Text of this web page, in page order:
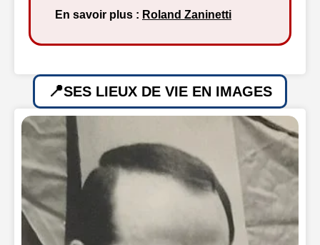
En savoir plus : Roland Zaninetti
SES LIEUX DE VIE EN IMAGES